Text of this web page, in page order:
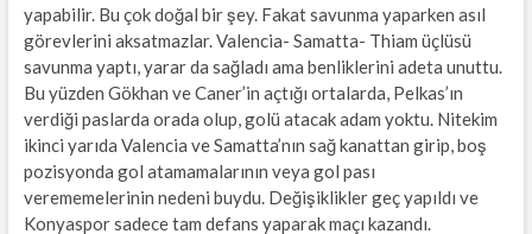
yapabilir. Bu çok doğal bir şey. Fakat savunma yaparken asıl
görevlerini aksatmazlar. Valencia- Samatta- Thiam üçlüsü
savunma yaptı, yarar da sağladı ama benliklerini adeta unuttu.
Bu yüzden Gökhan ve Caner’in açtığı ortalarda, Pelkas’ın
verdiği paslarda orada olup, golü atacak adam yoktu. Nitekim
ikinci yarıda Valencia ve Samatta’nın sağ kanattan girip, boş
pozisyonda gol atamamalarının veya gol pası
verememelerinin nedeni buydu. Değişiklikler geç yapıldı ve
Konyaspor sadece tam defans yaparak maçı kazandı.